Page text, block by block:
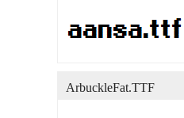
ArbuckleFat.TTF